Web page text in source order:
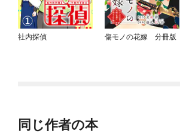
社内探偵 傷モノの花嫁 分冊版
同じ作者の本